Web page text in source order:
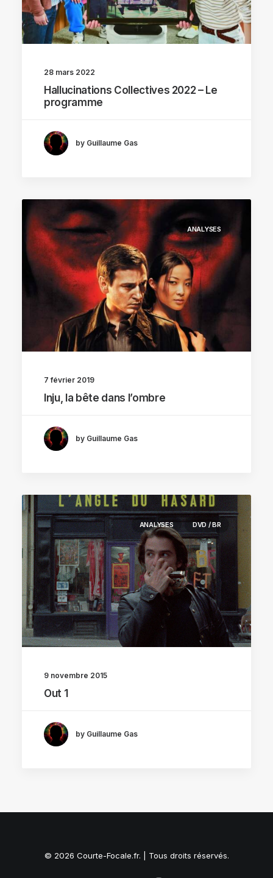
28 mars 2022
Hallucinations Collectives 2022 – Le
programme
by Guillaume Gas
ANALYSES
7 février 2019
Inju, la bête dans l’ombre
by Guillaume Gas
ANALYSES DVD / BR
9 novembre 2015
Out 1
by Guillaume Gas
© 2026 Courte-Focale.fr. | Tous droits réservés.